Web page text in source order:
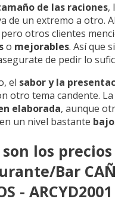
de las raciones,
de un extremo a otro.
pero otros clientes
o mejorables. Así que
de pedir lo
el sabor y la
otro tema candente.
elaborada, aunque
un nivel bastante bajo.
son los
Bar
- ARCYD2001